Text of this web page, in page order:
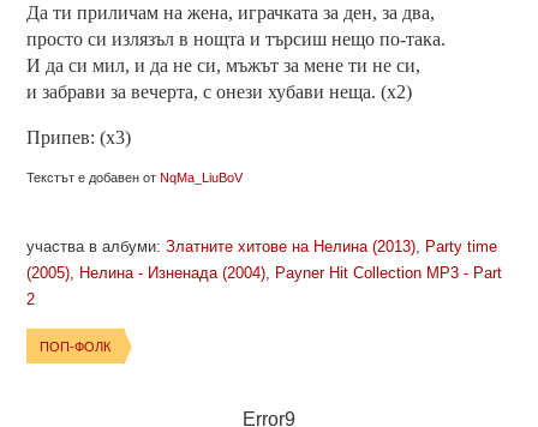
Да ти приличам на жена, играчката за ден, за два,
просто си излязъл в нощта и търсиш нещо по-така.
И да си мил, и да не си, мъжът за мене ти не си,
и забрави за вечерта, с онези хубави неща. (x2)
Припев: (x3)
Текстът е добавен отNqMa_LiuBoV
участва в албуми:Златните хитове на Нелина (2013) Party time
(2005) Нелина - Изненада (2004) Payner Hit Collection MP3 - Part
2
ПОП-ФОЛК
Error9